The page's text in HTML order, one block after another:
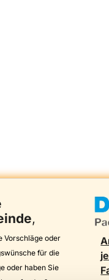
,
Vorschläge oder
für die
oder haben Sie